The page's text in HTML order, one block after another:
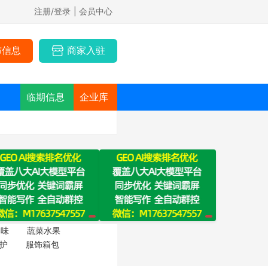
注册/登录 | 会员中心
息 商家入驻
临期信息 企业库
蔬菜水果
服饰箱包